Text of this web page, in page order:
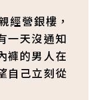
經營銀樓，
一天沒通知
褲的男人在
自己立刻從